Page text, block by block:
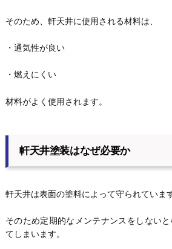
そのため、軒天井に使用される材料は、
・通気性が良い
・燃えにくい
材料がよく使用されます。
軒天井塗装はなぜ必要か
軒天井は表面の塗料によって守られています
そのため定期的なメンテナンスをしない
てしまいます。